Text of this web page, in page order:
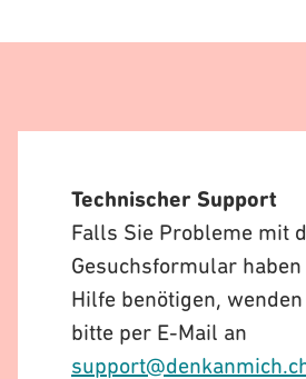
Technischer Support
Falls Sie Probleme mit
Gesuchsformular
Hilfe benötigen,
bitte per E-Mail an